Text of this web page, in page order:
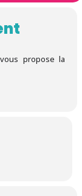
propose la